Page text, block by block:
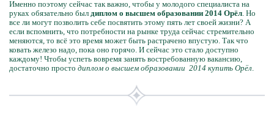
Именно поэтому сейчас так важно, чтобы у молодого специалиста на
руках обязательно был диплом о высшем образовании 2014 Орёл. Но
все ли могут позволить себе посвятить этому пять лет своей жизни? А
если вспомнить, что потребности на рынке труда сейчас стремительно
меняются, то всё это время может быть растрачено впустую. Так что
ковать железо надо, пока оно горячо. И сейчас это стало доступно
каждому! Чтобы успеть вовремя занять востребованную вакансию,
достаточно просто диплом о высшем образовании 2014 купить Орёл.